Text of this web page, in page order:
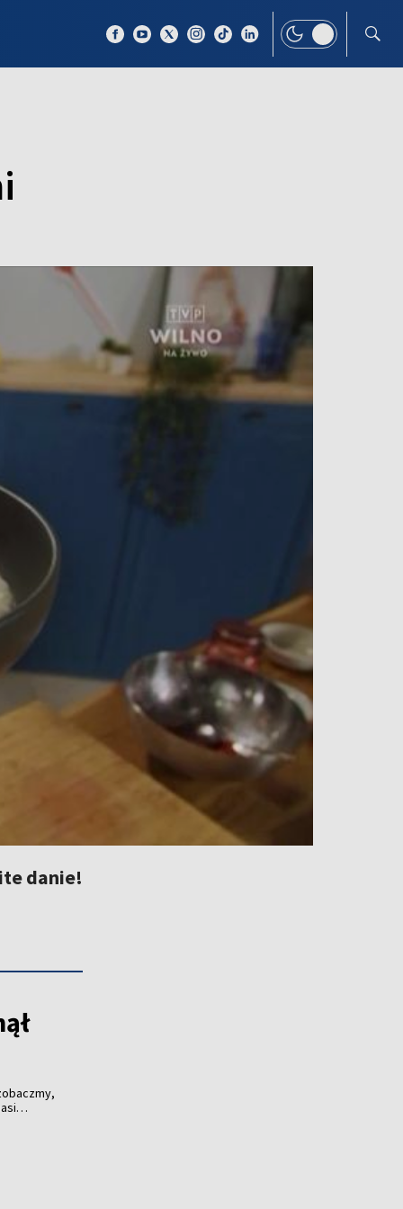
danie!